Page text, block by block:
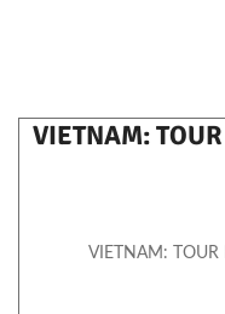
VIETNAM:
VIETNAM: TOUR